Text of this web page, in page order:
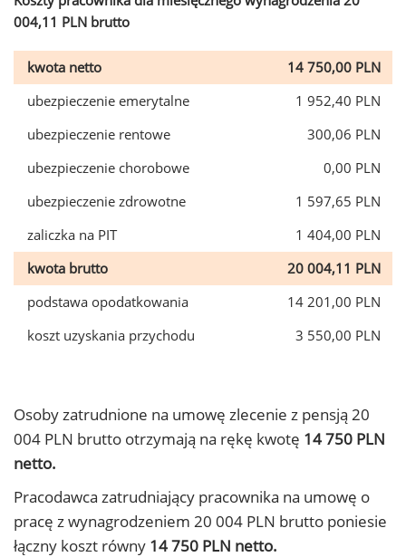
004,11 PLN brutto
kwota netto
14 750,00 PLN
ubezpieczenie emerytalne
1 952,40 PLN
ubezpieczenie rentowe
300,06 PLN
ubezpieczenie chorobowe
0,00 PLN
ubezpieczenie zdrowotne
1 597,65 PLN
zaliczka na PIT
1 404,00 PLN
kwota brutto
20 004,11 PLN
podstawa opodatkowania
14 201,00 PLN
koszt uzyskania przychodu
3 550,00 PLN
Osoby zatrudnione na umowę zlecenie z pensją 20
004 PLN brutto otrzymają na rękę kwotę 14 750 PLN
netto.
Pracodawca zatrudniający pracownika na umowę o
pracę z wynagrodzeniem 20 004 PLN brutto poniesie
łączny koszt równy 14 750 PLN netto.